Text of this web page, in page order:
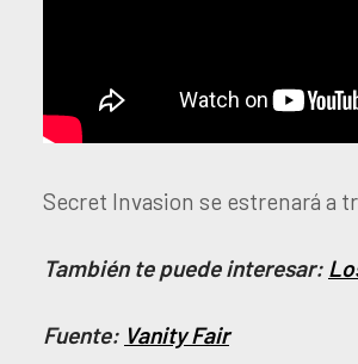
Secret Invasion se estrenará a
También te puede interesar:
Fuente: Vanity Fair